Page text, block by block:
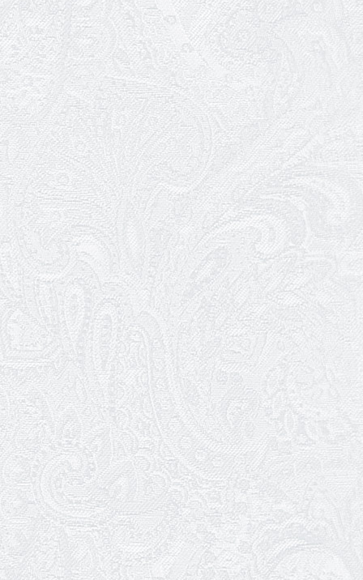
20.11.2025
Канкан — за місяць
15.11.2025
Ювілей Ольги Соколової
13.11.2025
Ювілей Віктора Слави
12.11.2025
Заміна вистави 15 листопада
07.11.2025
Вітаємо Олексія Коннова з
народженням другого сина!
04.11.2025
Трудовий ювілей Тимофія
Криницького
31.10.2025
Хор & Tango
29.10.2025
Децима — 21 листопада о 18:00 на
Сцені «на висоті»
27.10.2025
Результати конкурсу
24.10.2025
Віталія Платова з прем'єрою!